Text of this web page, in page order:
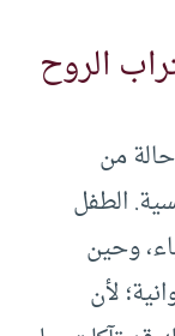
من
الطفل
وحين
لأن